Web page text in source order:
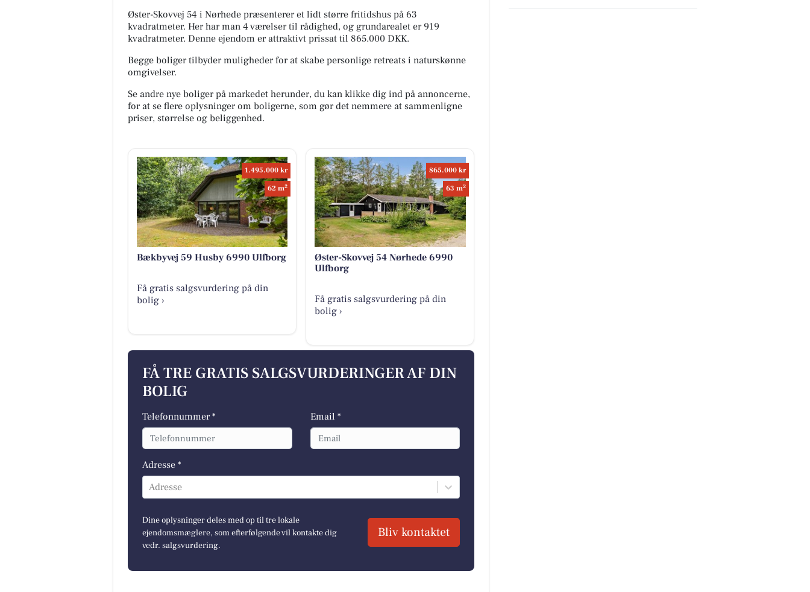
Øster-Skovvej 54 i Nørhede præsenterer et lidt større fritidshus på 63
kvadratmeter. Her har man 4 værelser til rådighed, og grundarealet er 919
kvadratmeter. Denne ejendom er attraktivt prissat til 865.000 DKK.
Begge boliger tilbyder muligheder for at skabe personlige retreats i naturskønne
omgivelser.
Se andre nye boliger på markedet herunder, du kan klikke dig ind på annoncerne,
for at se flere oplysninger om boligerne, som gør det nemmere at sammenligne
priser, størrelse og beliggenhed.
1.495.000 kr
62 m2
Bækbyvej 59 Husby 6990 Ulfborg
Få gratis salgsvurdering på din
bolig ›
865.000 kr
63 m2
Øster-Skovvej 54 Nørhede 6990
Ulfborg
Få gratis salgsvurdering på din
bolig ›
FÅ TRE GRATIS SALGSVURDERINGER AF DIN
BOLIG
Telefonnummer * Email *
Adresse *
Adresse
Dine oplysninger deles med op til tre lokale
ejendomsmæglere, som efterfølgende vil kontakte dig
vedr. salgsvurdering.
Bliv kontaktet